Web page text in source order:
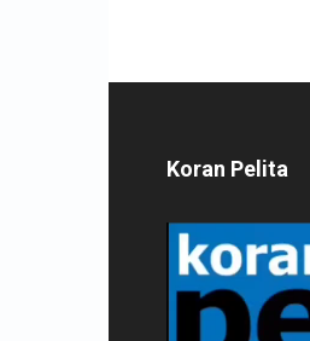
Koran Pelita
Pemutar
Video